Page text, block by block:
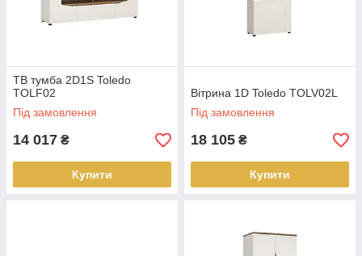
ТВ тумба 2D1S Toledo
TOLF02
Під замовлення
14 017 ₴
Купити
Вітрина 1D Toledo TOLV02L
Під замовлення
18 105 ₴
Купити